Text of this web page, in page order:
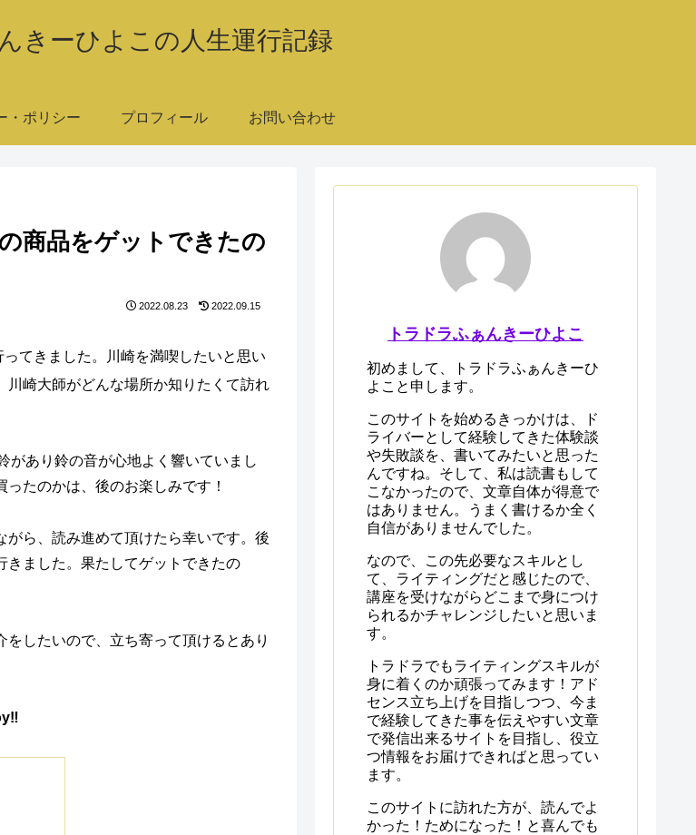
きーひよこの人生運行記録
・ポリシー プロフィール お問い合わせ
商品をゲットできたの
2022.08.23 2022.09.15
ってきました。川崎を満喫したいと思い
崎大師がどんな場所か知りたくて訪れ
があり鈴の音が心地よく響いていまし
たのかは、後のお楽しみです！
ら、読み進めて頂けたら幸いです。後
きました。果たしてゲットできたの
したいので、立ち寄って頂けるとあり
トラドラふぁんきーひよこ
初めまして、トラドラふぁんきーひ
よこと申します。
このサイトを始めるきっかけは、ド
ライバーとして経験してきた体験談
や失敗談を、書いてみたいと思った
んですね。そして、私は読書もして
こなかったので、文章自体が得意で
はありません。うまく書けるか全く
自信がありませんでした。
なので、この先必要なスキルとし
て、ライティングだと感じたので、
講座を受けながらどこまで身につけ
られるかチャレンジしたいと思いま
す。
トラドラでもライティングスキルが
身に着くのか頑張ってみます！アド
センス立ち上げを目指しつつ、今ま
で経験してきた事を伝えやすい文章
で発信出来るサイトを目指し、役立
つ情報をお届けできればと思ってい
ます。
このサイトに訪れた方が、読んでよ
かった！ためになった！と喜んでも